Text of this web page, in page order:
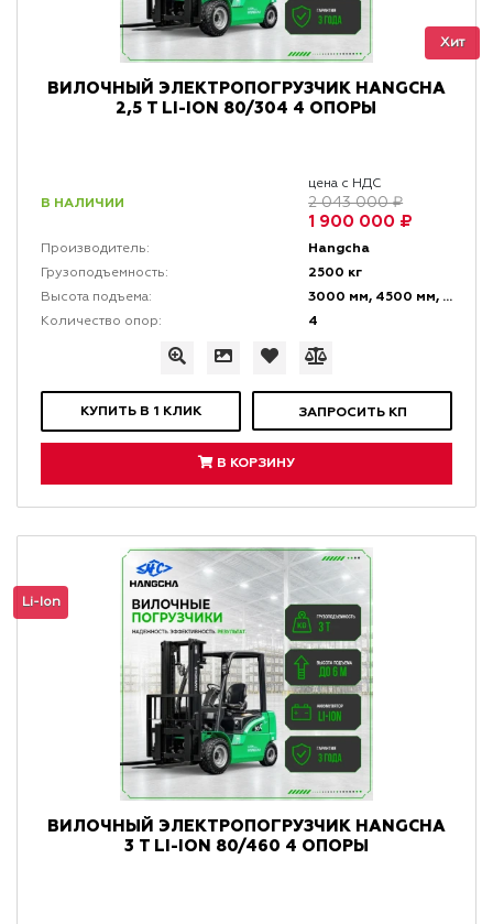
Хит
ВИЛОЧНЫЙ ЭЛЕКТРОПОГРУЗЧИК HANGCHA
2,5 Т LI-ION 80/304 4 ОПОРЫ
В НАЛИЧИИ
цена с НДС
2 043 000 ₽
1 900 000 ₽
Производитель: Hangcha
Грузоподъемность: 2500 кг
Высота подъема: 3000 мм, 4500 мм, 6000 мм
Количество опор: 4
КУПИТЬ В 1 КЛИК ЗАПРОСИТЬ КП
В КОРЗИНУ
Li-Ion
ВИЛОЧНЫЙ ЭЛЕКТРОПОГРУЗЧИК HANGCHA
3 Т LI-ION 80/460 4 ОПОРЫ